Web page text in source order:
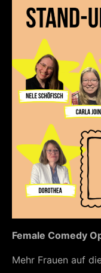
Female Comedy
Mehr Frauen auf